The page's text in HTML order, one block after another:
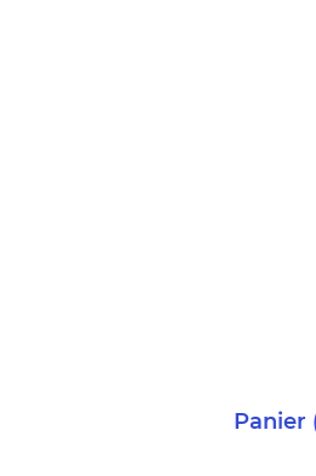
Panier